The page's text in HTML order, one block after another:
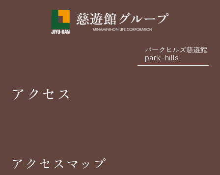
パークヒルズ慈遊館
park-hills
アクセス
アクセスマップ